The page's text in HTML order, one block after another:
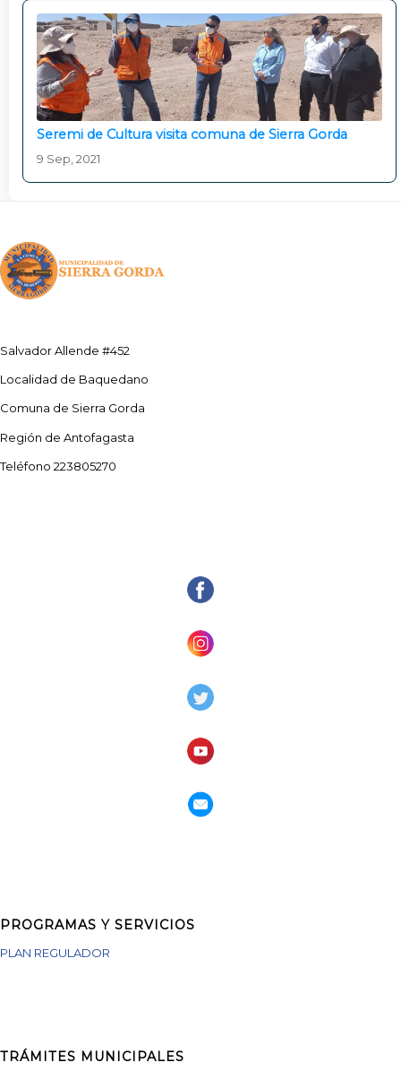
Seremi de Cultura visita comuna de Sierra Gorda
9 Sep, 2021
Salvador Allende #452
Localidad de Baquedano
Comuna de Sierra Gorda
Región de Antofagasta
Teléfono 223805270
PROGRAMAS Y SERVICIOS
PLAN REGULADOR
TRÁMITES MUNICIPALES